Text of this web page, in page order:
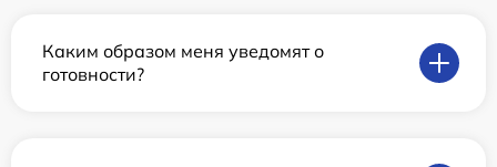
Каким образом меня уведомят о
готовности?